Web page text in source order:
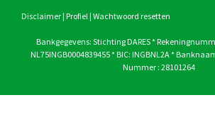
Disclaimer| Profiel | Wachtwoord resetten
Bankgegevens: Stichting DARES *
NL75INGB0004839455 * BIC: INGBNL2A *
Nummer : 28101264